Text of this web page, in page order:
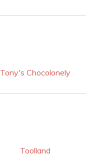
Tony's Chocolonely
Toolland